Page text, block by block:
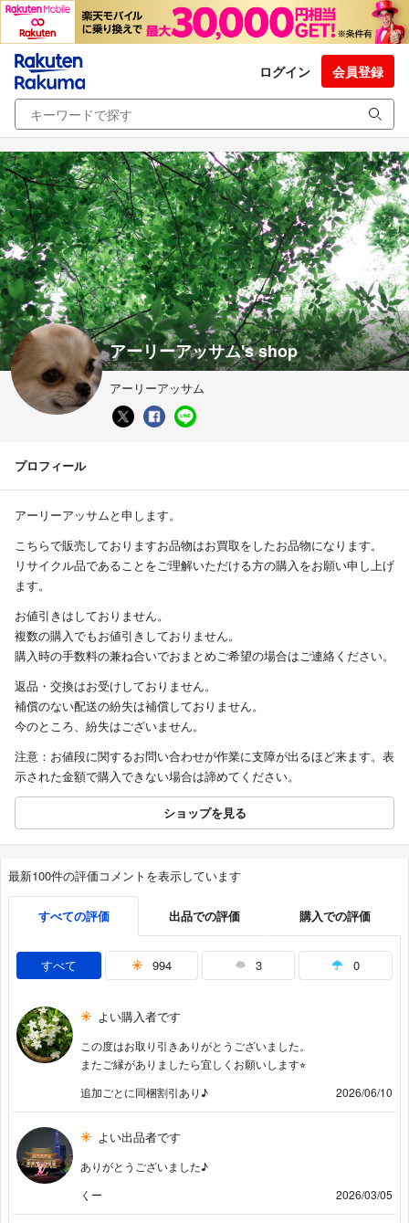
ログイン 会員登録
アーリーアッサム's shop
アーリーアッサム
プロフィール
アーリーアッサムと申します。
こちらで販売しておりますお品物はお買取をしたお品物になります。
リサイクル品であることをご理解いただける方の購入をお願い申し上げ
ます。
お値引きはしておりません。
複数の購入でもお値引きしておりません。
購入時の手数料の兼ね合いでおまとめご希望の場合はご連絡ください。
返品・交換はお受けしておりません。
補償のない配送の紛失は補償しておりません。
今のところ、紛失はございません。
注意：お値段に関するお問い合わせが作業に支障が出るほど来ます。表
示された金額で購入できない場合は諦めてください。
ショップを見る
最新100件の評価コメントを表示しています
すべての評価 出品での評価 購入での評価
すべて 994 3 0
よい購入者です
この度はお取り引きありがとうございました。
またご縁がありましたら宜しくお願いします︎⭐︎
追加ごとに同梱割引あり♪
2026/06/10
よい出品者です
ありがとうございました♪
くー
2026/03/05